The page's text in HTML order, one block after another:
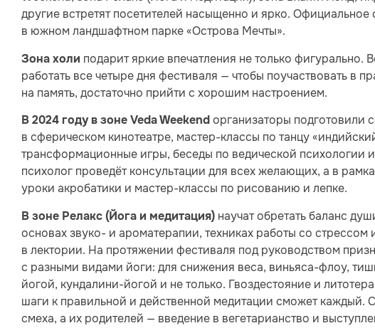
другие встретят посетителей насыщенно и ярко. Официальное
в южном ландшафтном парке «Острова Мечты».
Зона холи подарит яркие впечатления не только фигурально.
работать все четыре дня фестиваля — чтобы поучаствовать в
на память, достаточно прийти с хорошим настроением.
В 2024 году в зоне Veda Weekend организаторы подготовили
в сферическом кинотеатре, мастер-классы по танцу
трансформационные игры, беседы по ведической психологии
психолог проведёт консультации для всех желающих, а в
уроки акробатики и мастер-классы по рисованию и лепке.
В зоне Релакс (Йога и медитация) научат обретать баланс
основах звуко- и ароматерапии, техниках работы со
в лектории. На протяжении фестиваля под руководством
с разными видами йоги: для снижения веса, виньяса-флоу,
йогой, кундалини-йогой и не только. Гвоздестояние и
шаги к правильной и действенной медитации сможет каждый.
смеха, а их родителей — введение в вегетарианство и